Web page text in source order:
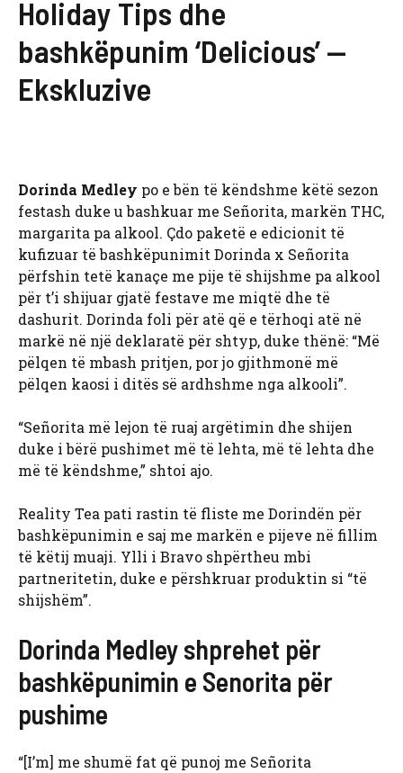
Holiday Tips dhe
bashkëpunim ‘Delicious’ —
Ekskluzive
Dorinda Medley po e bën të këndshme këtë sezon
festash duke u bashkuar me Señorita, markën THC,
margarita pa alkool. Çdo paketë e edicionit të
kufizuar të bashkëpunimit Dorinda x Señorita
përfshin tetë kanaçe me pije të shijshme pa alkool
për t’i shijuar gjatë festave me miqtë dhe të
dashurit. Dorinda foli për atë që e tërhoqi atë në
markë në një deklaratë për shtyp, duke thënë: “Më
pëlqen të mbash pritjen, por jo gjithmonë më
pëlqen kaosi i ditës së ardhshme nga alkooli”.
“Señorita më lejon të ruaj argëtimin dhe shijen
duke i bërë pushimet më të lehta, më të lehta dhe
më të këndshme,” shtoi ajo.
Reality Tea pati rastin të fliste me Dorindën për
bashkëpunimin e saj me markën e pijeve në fillim
të këtij muaji. Ylli i Bravo shpërtheu mbi
partneritetin, duke e përshkruar produktin si “të
shijshëm”.
Dorinda Medley shprehet për
bashkëpunimin e Senorita për
pushime
“[I’m] me shumë fat që punoj me Señorita